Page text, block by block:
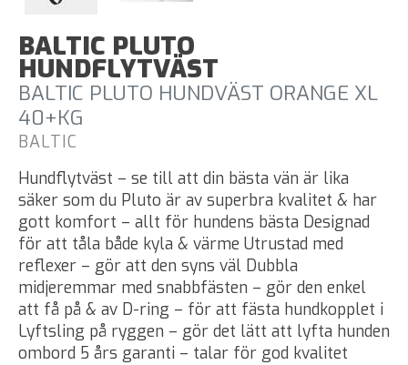
BALTIC PLUTO
HUNDFLYTVÄST
BALTIC PLUTO HUNDVÄST ORANGE XL
40+KG
BALTIC
Hundflytväst – se till att din bästa vän är lika
säker som du Pluto är av superbra kvalitet & har
gott komfort – allt för hundens bästa Designad
för att tåla både kyla & värme Utrustad med
reflexer – gör att den syns väl Dubbla
midjeremmar med snabbfästen – gör den enkel
att få på & av D-ring – för att fästa hundkopplet i
Lyftsling på ryggen – gör det lätt att lyfta hunden
ombord 5 års garanti – talar för god kvalitet